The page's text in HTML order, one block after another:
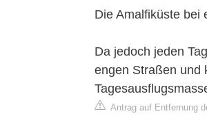
Die Amalfiküste bei
Da jedoch jeden
engen Straßen und
Antrag auf Entfernung